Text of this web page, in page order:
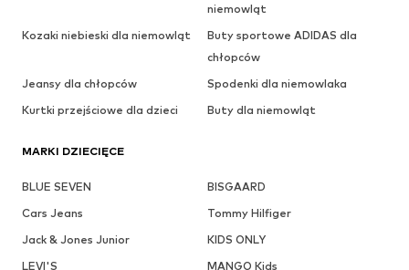
niemowląt
Kozaki niebieski dla niemowląt
Buty sportowe ADIDAS dla
chłopców
Jeansy dla chłopców
Spodenki dla niemowlaka
Kurtki przejściowe dla dzieci
Buty dla niemowląt
MARKI DZIECIĘCE
BLUE SEVEN
BISGAARD
Cars Jeans
Tommy Hilfiger
Jack & Jones Junior
KIDS ONLY
LEVI'S
MANGO Kids